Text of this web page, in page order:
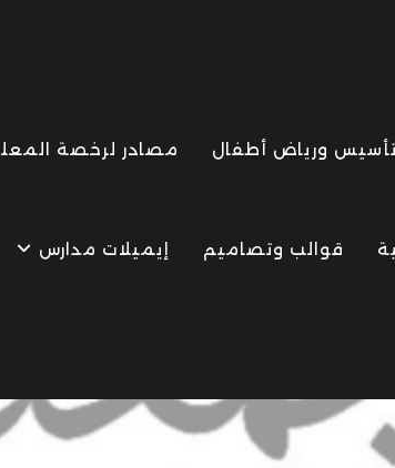
تأسيس ورياض أطفال مصادر لرخصة
قوالب وتصاميم إيميلات مدارس